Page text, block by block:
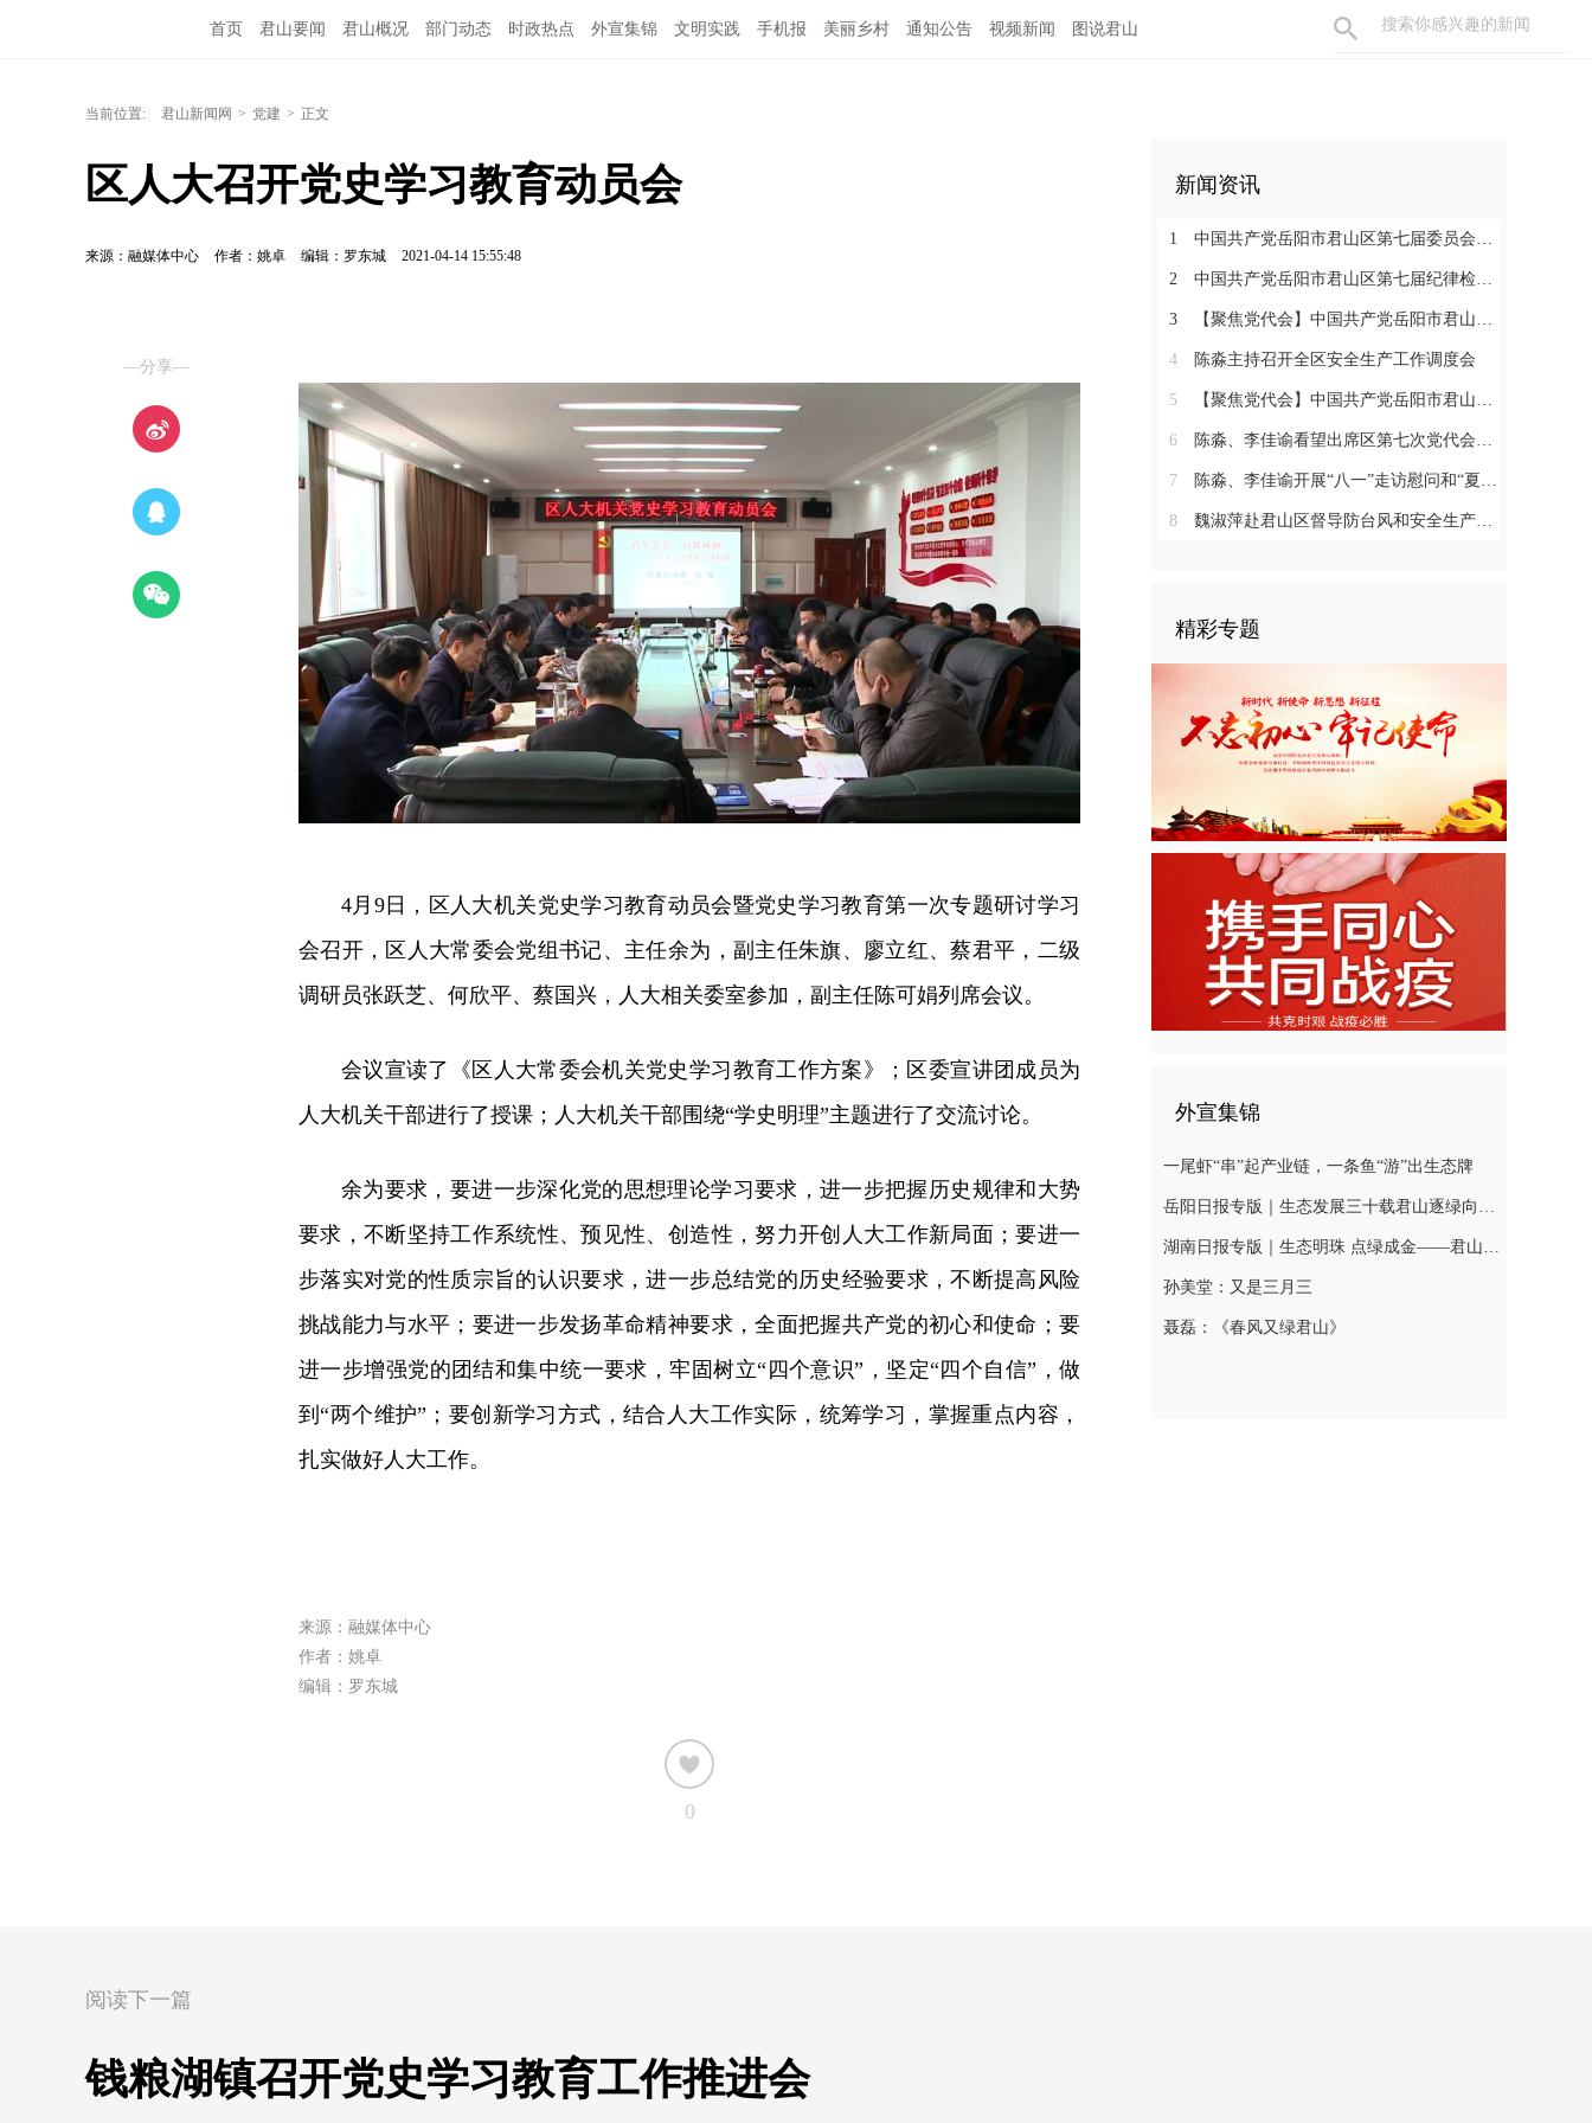
首页 君山要闻 君山概况 部门动态 时政热点 外宣集锦 文明实践 手机报 美丽乡村 通知公告 视频新闻 图说君山
当前位置: 君山新闻网 > 党建 > 正文
区人大召开党史学习教育动员会
来源：融媒体中心 作者：姚卓 编辑：罗东城 2021-04-14 15:55:48
—分享—
4月9日，区人大机关党史学习教育动员会暨党史学习教育第一次专题研讨学习
会召开，区人大常委会党组书记、主任余为，副主任朱旗、廖立红、蔡君平，二级
调研员张跃芝、何欣平、蔡国兴，人大相关委室参加，副主任陈可娟列席会议。
会议宣读了《区人大常委会机关党史学习教育工作方案》；区委宣讲团成员为
人大机关干部进行了授课；人大机关干部围绕“学史明理”主题进行了交流讨论。
余为要求，要进一步深化党的思想理论学习要求，进一步把握历史规律和大势
要求，不断坚持工作系统性、预见性、创造性，努力开创人大工作新局面；要进一
步落实对党的性质宗旨的认识要求，进一步总结党的历史经验要求，不断提高风险
挑战能力与水平；要进一步发扬革命精神要求，全面把握共产党的初心和使命；要
进一步增强党的团结和集中统一要求，牢固树立“四个意识”，坚定“四个自信”，做
到“两个维护”；要创新学习方式，结合人大工作实际，统筹学习，掌握重点内容，
扎实做好人大工作。
来源：融媒体中心
作者：姚卓
编辑：罗东城
0
新闻资讯
1 中国共产党岳阳市君山区第七届委员会举行第一次全体会议 陈淼当选区委书记
2 中国共产党岳阳市君山区第七届纪律检查委员会召开第一次全体会议
3 【聚焦党代会】中国共产党岳阳市君山区第七次代表大会胜利闭幕
4 陈淼主持召开全区安全生产工作调度会
5 【聚焦党代会】中国共产党岳阳市君山区第七次代表大会开幕
6 陈淼、李佳谕看望出席区第七次党代会代表
7 陈淼、李佳谕开展“八一”走访慰问和“夏送清凉”活动
8 魏淑萍赴君山区督导防台风和安全生产工作
精彩专题
外宣集锦
一尾虾“串”起产业链，一条鱼“游”出生态牌
岳阳日报专版｜生态发展三十载君山逐绿向未来
湖南日报专版｜生态明珠 点绿成金——君山区绘就生态优先高质量发展新图景
孙美堂：又是三月三
聂磊：《春风又绿君山》
阅读下一篇
钱粮湖镇召开党史学习教育工作推进会